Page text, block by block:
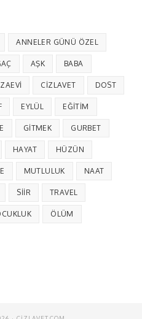
ANNELER GÜNÜ ÖZEL
AŞK BABA
CIZLAVET DOST
EYLÜL EĞITIM
GITMEK GURBET
HAYAT HÜZÜN
MUTLULUK NAAT
SIIR TRAVEL
ÖLÜM